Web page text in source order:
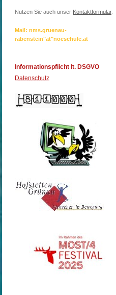
Nutzen Sie auch unser Kontaktformular.
Mail: nms.gruenau-
rabenstein"at"noeschule.at
Informationspflicht lt. DSGVO
Datenschutz